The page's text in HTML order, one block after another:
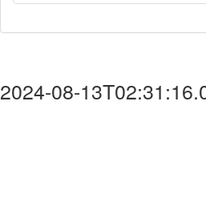
2024-08-